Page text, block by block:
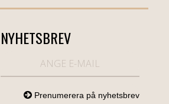
NYHETSBREV